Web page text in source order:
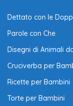
Dettato con le
Parole con Che
Disegni di Animali
Cruciverba per
Ricette per Bambini
Torte per Bambini